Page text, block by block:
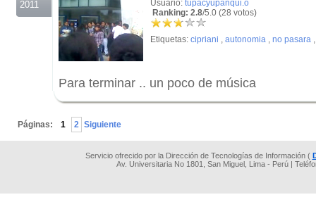
2011
Usuario: tupacyupanqui.o
Ranking: 2.8/5.0 (28 votos)
Etiquetas: cipriani , autonomia , no pasara
Para terminar .. un poco de música
Páginas: 1 2 Siguiente
Servicio ofrecido por la Dirección de Tecnologías de Información (
Av. Universitaria No 1801, San Miguel, Lima - Perú |